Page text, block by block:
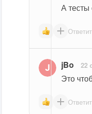
А тесты
jBo 22
Это